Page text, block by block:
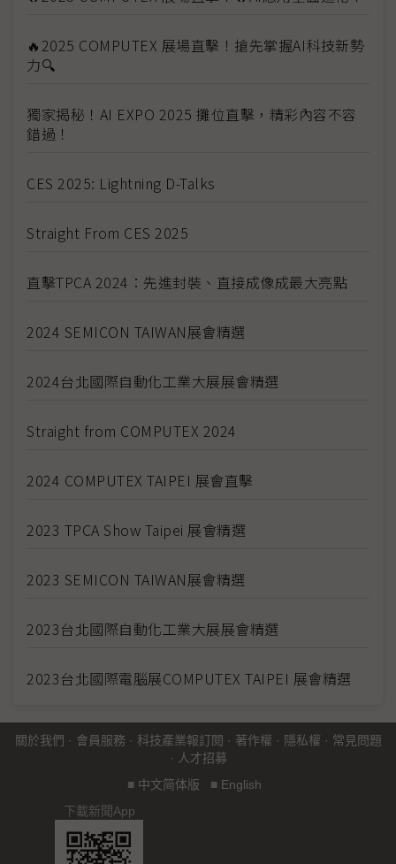
🔥2025 COMPUTEX 展場直擊！搶先掌握AI科技新勢
力🔍
獨家揭秘！AI EXPO 2025 攤位直擊，精彩內容不容
錯過！
CES 2025: Lightning D-Talks
Straight From CES 2025
直擊TPCA 2024：先進封裝、直接成像成最大亮點
2024 SEMICON TAIWAN展會精選
2024台北國際自動化工業大展展會精選
Straight from COMPUTEX 2024
2024 COMPUTEX TAIPEI 展會直擊
2023 TPCA Show Taipei 展會精選
2023 SEMICON TAIWAN展會精選
2023台北國際自動化工業大展展會精選
2023台北國際電腦展COMPUTEX TAIPEI 展會精選
關於我們 · 會員服務 · 科技產業報訂閱 · 著作權 · 隱私權 · 常見問題
· 人才招募
■ 中文简体版 ■ English
下載新聞App